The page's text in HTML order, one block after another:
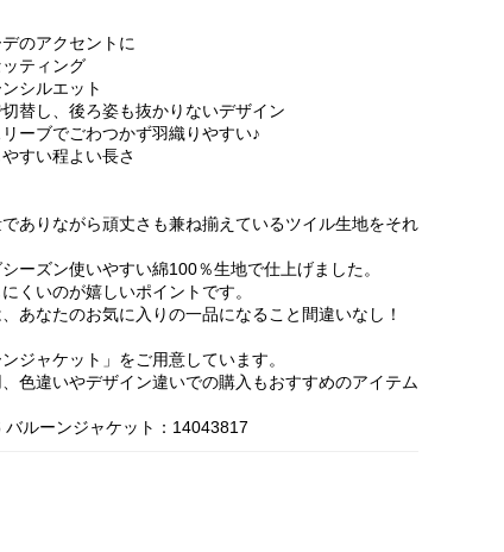
のアクセントに
ティング
シルエット
替し、後ろ姿も抜かりないデザイン
ーブでごわつかず羽織りやすい♪
すい程よい長さ
ありながら頑丈さも兼ね揃えているツイル生地をそれ
ーズン使いやすい綿100％生地で仕上げました。
くいのが嬉しいポイントです。
あなたのお気に入りの一品になること間違いなし！
ジャケット」をご用意しています。
色違いやデザイン違いでの購入もおすすめのアイテム
バルーンジャケット：14043817